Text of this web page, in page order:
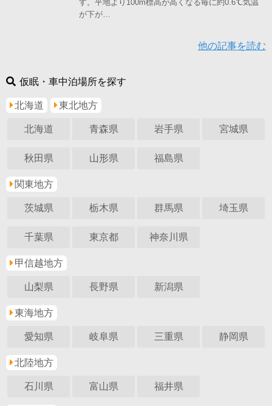
す。平地より100m標高が高くなる毎に約0.6℃気温
が下が…
他の記事を読む
仮眠・車中泊場所を探す
北海道 東北地方
北海道 青森県 岩手県 宮城県
秋田県 山形県 福島県
関東地方
茨城県 栃木県 群馬県 埼玉県
千葉県 東京都 神奈川県
甲信越地方
山梨県 長野県 新潟県
東海地方
愛知県 岐阜県 三重県 静岡県
北陸地方
石川県 富山県 福井県